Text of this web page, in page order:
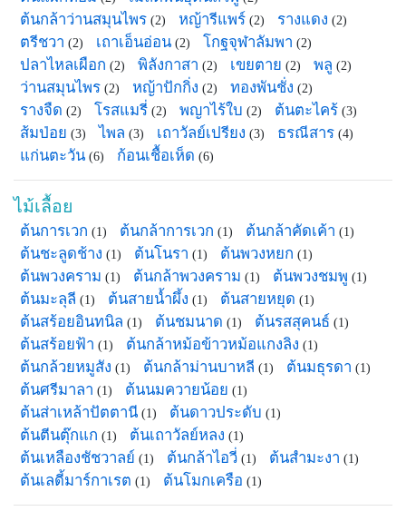
ต้นกล้าว่านสมุนไพร (2) หญ้ารีแพร์ (2) รางแดง (2)
ตรีชวา (2) เถาเอ็นอ่อน (2) โกฐจุฬาลัมพา (2)
ปลาไหลเผือก (2) พิลังกาสา (2) เขยตาย (2) พลู (2)
ว่านสมุนไพร (2) หญ้าปักกิ่ง (2) ทองพันชั่ง (2)
รางจืด (2) โรสแมรี่ (2) พญาไร้ใบ (2) ต้นตะไคร้ (3)
ส้มป่อย (3) ไพล (3) เถาวัลย์เปรียง (3) ธรณีสาร (4)
แก่นตะวัน (6) ก้อนเชื้อเห็ด (6)
ไม้เลื้อย
ต้นการเวก (1) ต้นกล้าการเวก (1) ต้นกล้าคัดเค้า (1)
ต้นชะลูดช้าง (1) ต้นโนรา (1) ต้นพวงหยก (1)
ต้นพวงคราม (1) ต้นกล้าพวงคราม (1) ต้นพวงชมพู (1)
ต้นมะลุลี (1) ต้นสายน้ำผึ้ง (1) ต้นสายหยุด (1)
ต้นสร้อยอินทนิล (1) ต้นชมนาด (1) ต้นรสสุคนธ์ (1)
ต้นสร้อยฟ้า (1) ต้นกล้าหม้อข้าวหม้อแกงลิง (1)
ต้นกล้วยหมูสัง (1) ต้นกล้าม่านบาหลี (1) ต้นมธุรดา (1)
ต้นศรีมาลา (1) ต้นนมควายน้อย (1)
ต้นส่าเหล้าปัตตานี (1) ต้นดาวประดับ (1)
ต้นตีนตุ๊กแก (1) ต้นเถาวัลย์หลง (1)
ต้นเหลืองชัชวาลย์ (1) ต้นกล้าไอวี่ (1) ต้นสำมะงา (1)
ต้นเลดี้มาร์กาเรต (1) ต้นโมกเครือ (1)